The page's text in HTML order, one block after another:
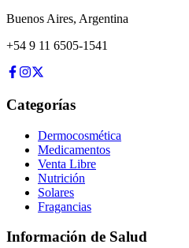
Buenos Aires, Argentina
+54 9 11 6505-1541
Categorías
Dermocosmética
Medicamentos
Venta Libre
Nutrición
Solares
Fragancias
Información de Salud